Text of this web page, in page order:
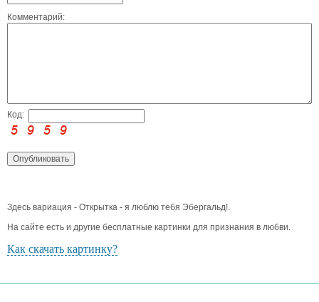
Комментарий:
Код:
Здесь вариация - Открытка - я люблю тебя Эбергальд!.
На сайте есть и другие бесплатные картинки для признания в любви.
Как скачать картинку?